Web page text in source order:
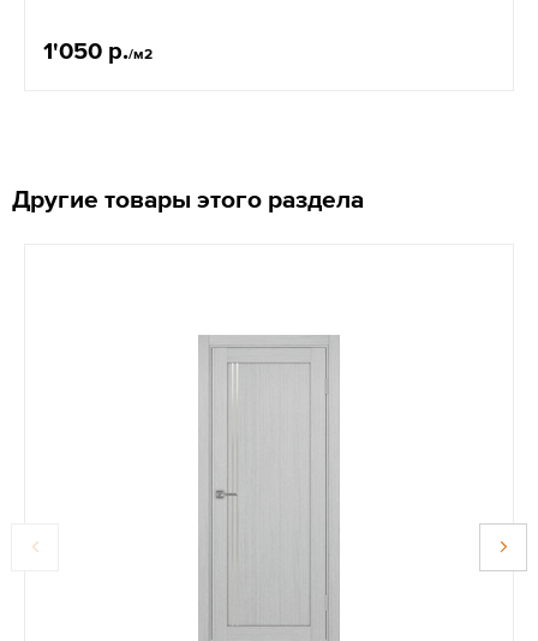
1'050 р./м2
Другие товары этого раздела